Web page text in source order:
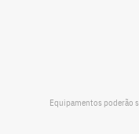
Equipamentos poderão